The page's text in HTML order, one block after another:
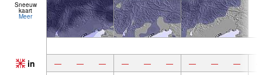
Sneeuw
kaart
Meer
in — — — — — — — — —